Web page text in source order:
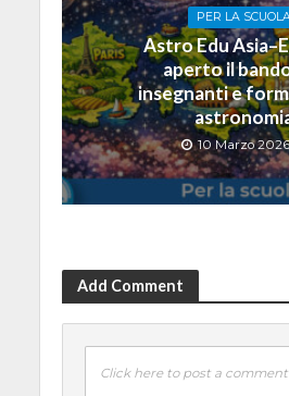
PER LA SCUOLA
Astro Edu
aperto il
insegnanti e
10 Marzo 2026
Add Comment
Click here to post a comment